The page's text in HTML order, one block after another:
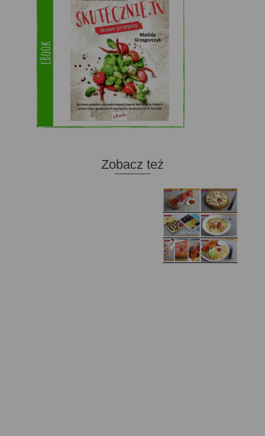
Zobacz też
Domowy ketchup (bez
cukru)
Tarta francuska z
cebulą i pomidorem
Domowe żelki
Zupa kurkowa z
selerem i pietruszką